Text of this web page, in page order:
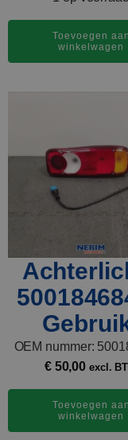
Toevoegen aan
winkelwagen
OEM nummer:
€50,00 excl.
Toevoegen aan
winkelwagen